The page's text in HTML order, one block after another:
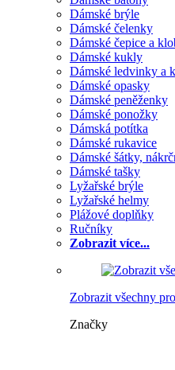
Dámské brýle
Dámské čelenky
Dámské čepice a
Dámské kukly
Dámské ledvinky a
Dámské opasky
Dámské peněženky
Dámské ponožky
Dámská potítka
Dámské rukavice
Dámské šátky,
Dámské tašky
Lyžařské brýle
Lyžařské helmy
Plážové doplňky
Ručníky
Zobrazit více...
Zobrazit všechny
Značky